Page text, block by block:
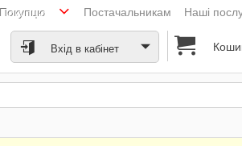
Покупцю Постачальникам Наші
Вхід в кабінет